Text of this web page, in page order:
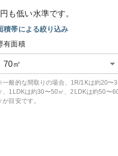
も低い水準です。
積帯による絞り込み
有面積
70㎡
般的な間取りの場合、1R/1Kは約20〜
、1LDKは約30〜50㎡、2LDKは約50〜
が目安です。